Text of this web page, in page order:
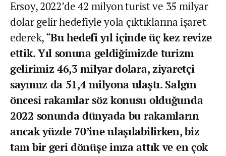
Ersoy, 2022’de 42 milyon turist ve 35 milyar
dolar gelir hedefiyle yola çıktıklarına işaret
ederek, “Bu hedefi yıl içinde üç kez revize
ettik. Yıl sonuna geldiğimizde turizm
gelirimiz 46,3 milyar dolara, ziyaretçi
sayımız da 51,4 milyona ulaştı. Salgın
öncesi rakamlar söz konusu olduğunda
2022 sonunda dünyada bu rakamların
ancak yüzde 70’ine ulaşılabilirken, biz
tam bir geri dönüşe imza attık ve en çok